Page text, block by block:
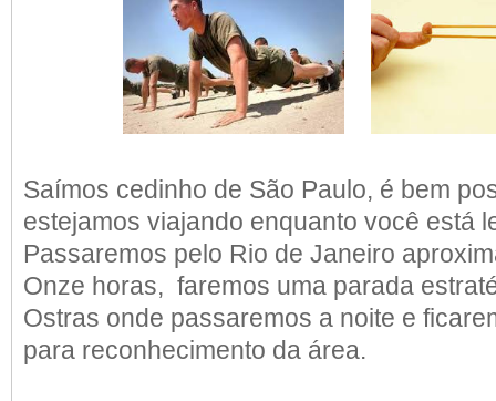
Saímos cedinho de São Paulo, é bem
estejamos viajando enquanto você está
Passaremos pelo Rio de Janeiro
Onze horas, faremos uma parada
Ostras onde passaremos a noite e
para reconhecimento da área.